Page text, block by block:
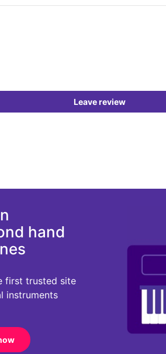
Leave review
hand
first trusted site
instruments